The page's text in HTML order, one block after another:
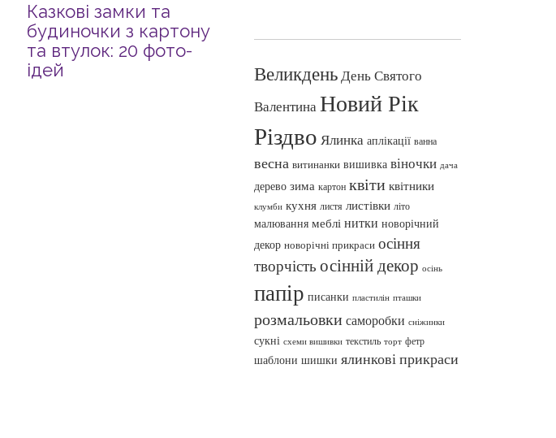
Казкові замки та
будиночки з картону
та втулок: 20 фото-
ідей
ВеликденьДень Святого
ВалентинаНовий Рік
Різдво Ялинка аплікації ванна
весна витинанки вишивка віночки дача
дерево зима картон квіти квітники
клумби кухня листя листівки літо
малювання меблі нитки новорічний
декор новорічні прикраси осіння
творчість осінній декор осінь
папір писанки пластилін пташки
розмальовки саморобки сніжинки
сукні схеми вишивки текстиль торт фетр
шаблони шишки ялинкові прикраси